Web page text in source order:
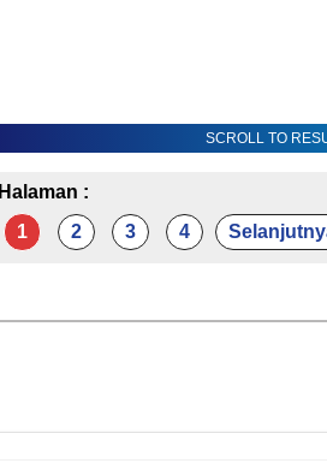
SCROLL TO
Halaman :
1
2 3 4